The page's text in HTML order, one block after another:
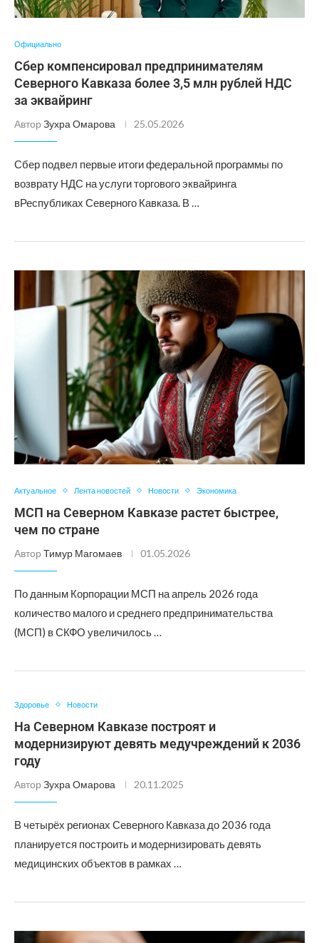
Официально
Сбер компенсировал предпринимателям
Северного Кавказа более 3,5 млн рублей НДС
за эквайринг
Автор Зухра Омарова 25.05.2026
Сбер подвел первые итоги федеральной программы по
возврату НДС на услуги торгового эквайринга
вРеспубликах Северного Кавказа. В …
Актуальное Лента новостей Новости Экономика
МСП на Северном Кавказе растет быстрее,
чем по стране
Автор Тимур Магомаев 01.05.2026
По данным Корпорации МСП на апрель 2026 года
количество малого и среднего предпринимательства
(МСП) в СКФО увеличилось …
Здоровье Новости
На Северном Кавказе построят и
модернизируют девять медучреждений к 2036
году
Автор Зухра Омарова 20.11.2025
В четырёх регионах Северного Кавказа до 2036 года
планируется построить и модернизировать девять
медицинских объектов в рамках …